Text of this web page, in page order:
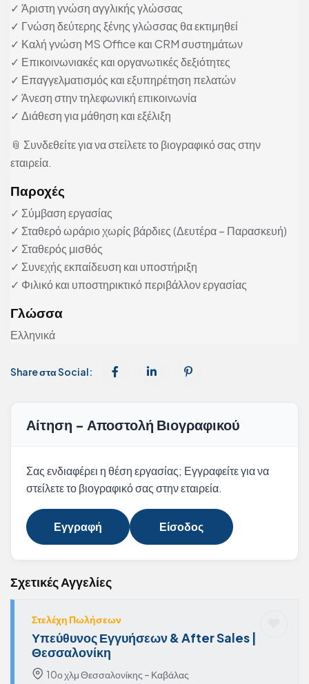
✓ Άριστη γνώση αγγλικής γλώσσας
✓ Γνώση δεύτερης ξένης γλώσσας θα εκτιμηθεί
✓ Καλή γνώση MS Office και CRM συστημάτων
✓ Επικοινωνιακές και οργανωτικές δεξιότητες
✓ Επαγγελματισμός και εξυπηρέτηση πελατών
✓ Άνεση στην τηλεφωνική επικοινωνία
✓ Διάθεση για μάθηση και εξέλιξη
📎 Συνδεθείτε για να στείλετε το βιογραφικό σας στην
εταιρεία.
Παροχές
✓ Σύμβαση εργασίας
✓ Σταθερό ωράριο χωρίς βάρδιες (Δευτέρα – Παρασκευή)
✓ Σταθερός μισθός
✓ Συνεχής εκπαίδευση και υποστήριξη
✓ Φιλικό και υποστηρικτικό περιβάλλον εργασίας
Γλώσσα
Ελληνικά
Share στα Social:
Αίτηση - Αποστολή Βιογραφικού
Σας ενδιαφέρει η θέση εργασίας; Εγγραφείτε για να
στείλετε το βιογραφικό σας στην εταιρεία.
Εγγραφή Είσοδος
Σχετικές Αγγελίες
Στελέχη Πωλήσεων
Υπεύθυνος Εγγυήσεων & After Sales |
Θεσσαλονίκη
10ο χλμ Θεσσαλονίκης – Καβάλας